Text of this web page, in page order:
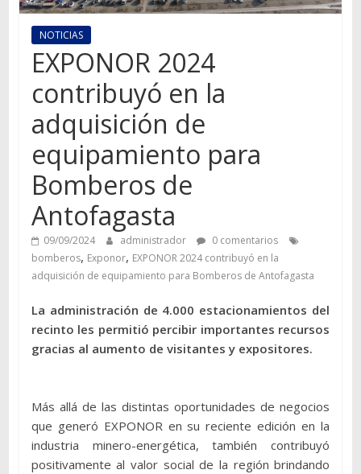
NOTICIAS
EXPONOR 2024
contribuyó en la
adquisición de
equipamiento para
Bomberos de
Antofagasta
09/09/2024 administrador
0 comentarios
bomberos, Exponor, EXPONOR 2024 contribuyó en la
adquisición de equipamiento para Bomberos de Antofagasta
La administración de 4.000 estacionamientos del
recinto les permitió percibir importantes recursos
gracias al aumento de visitantes y expositores.
Más allá de las distintas oportunidades de negocios
que generó EXPONOR en su reciente edición en la
industria minero-energética, también contribuyó
positivamente al valor social de la región brindando